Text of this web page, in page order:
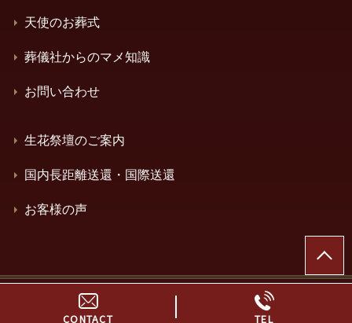
天使のお葬式
葬儀社からのマメ知識
お問い合わせ
生花祭壇のご案内
国内長距離送還・国際送還
お客様の声
© 神奈川県横浜市の葬儀・家族葬はエンドナビセレモニ